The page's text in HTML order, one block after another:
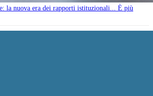
la nuova era dei rapporti istituzionali... È più